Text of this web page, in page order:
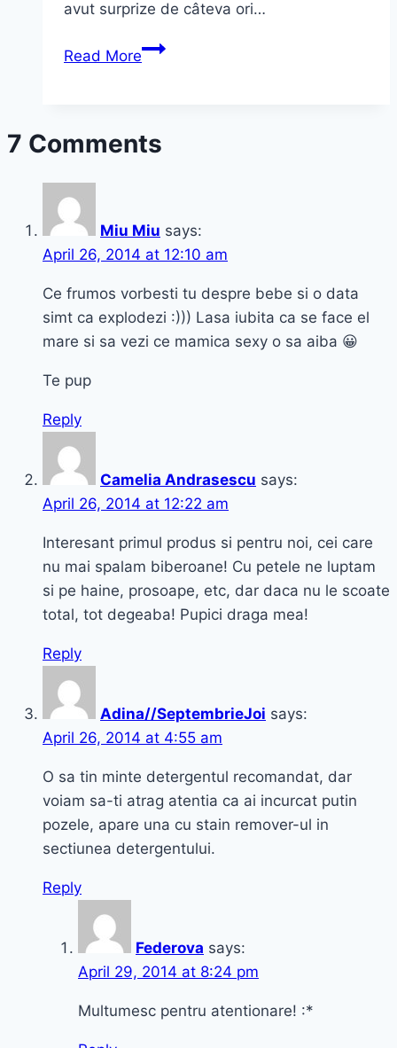
avut surprize de câteva ori…
Read MoreCrema
Years
DEESEE
7 Comments
Miu Miu says:
April 26, 2014 at 12:10 am
Ce frumos vorbesti tu despre bebe si o data
simt ca explodezi :))) Lasa iubita ca se face el
mare si sa vezi ce mamica sexy o sa aiba 😀
Te pup
Reply
Camelia Andrasescu says:
April 26, 2014 at 12:22 am
Interesant primul produs si pentru noi, cei care
nu mai spalam biberoane! Cu petele ne luptam
si pe haine, prosoape, etc, dar daca nu le scoate
total, tot degeaba! Pupici draga mea!
Reply
Adina//SeptembrieJoi says:
April 26, 2014 at 4:55 am
O sa tin minte detergentul recomandat, dar
voiam sa-ti atrag atentia ca ai incurcat putin
pozele, apare una cu stain remover-ul in
sectiunea detergentului.
Reply
Federova says:
April 29, 2014 at 8:24 pm
Multumesc pentru atentionare! :*